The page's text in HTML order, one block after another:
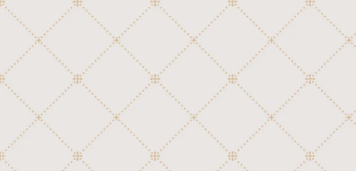
行進曲
讃美歌
外国民謡
行進曲
30弁ディスク(Thorens,Reuge 4-1/
2")
行進曲
45弁ディスク(Sankyo 10-5/8")
クラシック
46弁ディスク(Polyphon 9-5/8")